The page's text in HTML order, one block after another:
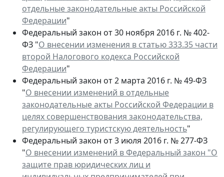
отдельные законодательные акты Российской
Федерации"
Федеральный закон от 30 ноября 2016 г. № 402-
ФЗ "О внесении изменения в статью 333.35 части
второй Налогового кодекса Российской
Федерации"
Федеральный закон от 2 марта 2016 г. № 49-ФЗ
"О внесении изменений в отдельные
законодательные акты Российской Федерации в
целях совершенствования законодательства,
регулирующего туристскую деятельность"
Федеральный закон от 3 июля 2016 г. № 277-ФЗ
"О внесении изменений в Федеральный закон "О
защите прав юридических лиц и